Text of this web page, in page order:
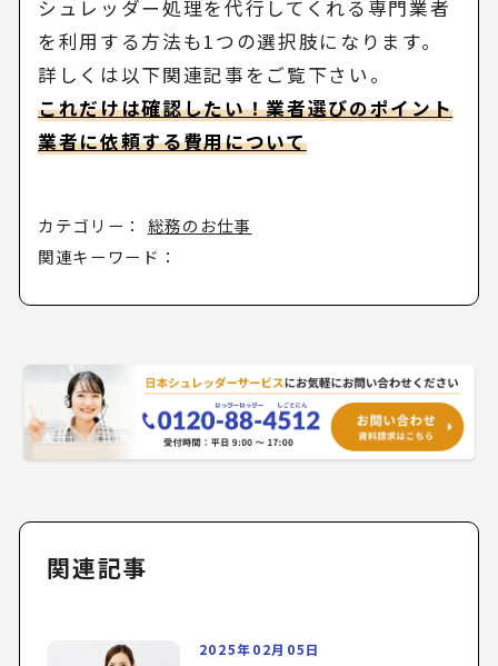
シュレッダー処理を代行してくれる専門業者
を利用する方法も1つの選択肢になります。
詳しくは以下関連記事をご覧下さい。
これだけは確認したい！業者選びのポイント
業者に依頼する費用について
カテゴリー： 総務のお仕事
関連キーワード：
関連記事
2025年02月05日